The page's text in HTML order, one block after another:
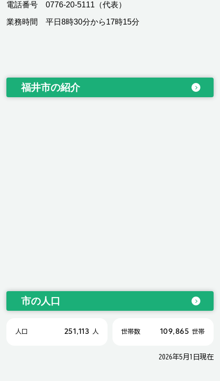
電話番号 0776-20-5111（代表）
業務時間 平日8時30分から17時15分
福井市の紹介
市の人口
人口 251,113 人 世帯数 109,865 世帯
2026年5月1日現在